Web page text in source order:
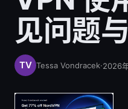
见问题
Tessa Vondracek·2026